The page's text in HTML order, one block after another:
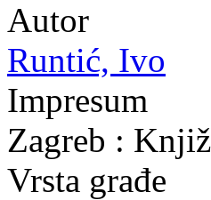
Autor
Runtić, Ivo
Impresum
Zagreb :
Vrsta građe